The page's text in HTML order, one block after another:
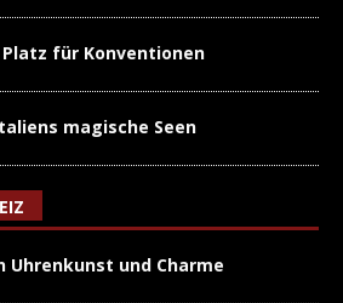
Platz für Konventionen
magische Seen
Uhrenkunst und Charme